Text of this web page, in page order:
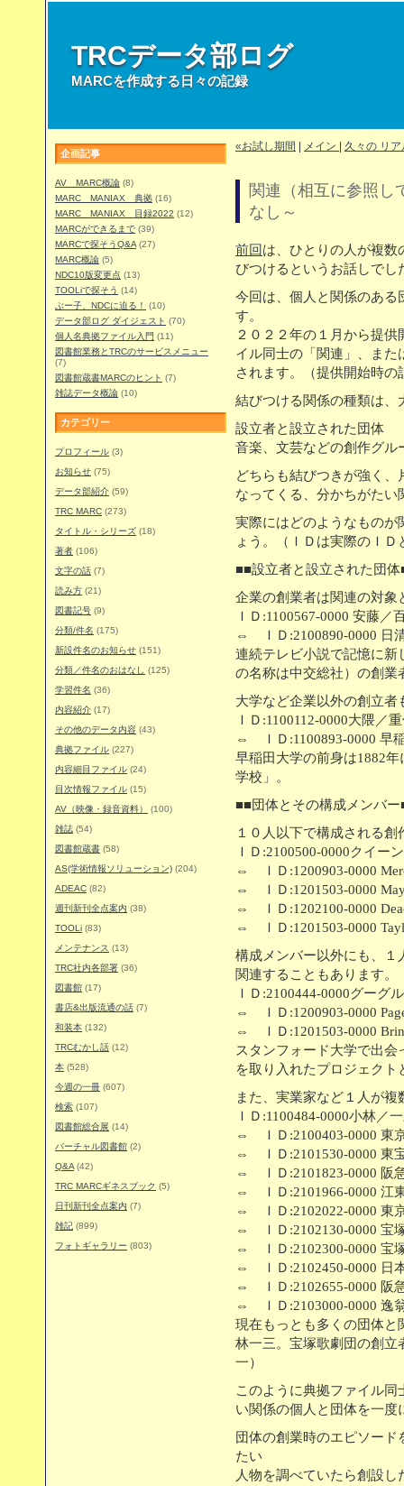
TRCデータ部ログ
MARCを作成する日々の記録
企画記事
AV MARC概論 (8)
MARC MANIAX 典拠 (16)
MARC MANIAX 目録2022 (12)
MARCができるまで (39)
MARCで探そうQ&A (27)
MARC概論 (5)
NDC10版変更点 (13)
TOOLiで探そう (14)
ぶー子、NDCに迫る！
(10)
データ部ログ ダイジェスト (70)
個人名典拠ファイル入門 (11)
図書館業務とTRCのサービスメニュー
(7)
図書館蔵書MARCのヒント (7)
雑誌データ概論 (10)
カテゴリー
プロフィール (3)
お知らせ (75)
データ部紹介 (59)
TRC MARC (273)
タイトル・シリーズ (18)
著者 (106)
文字の話 (7)
読み方 (21)
図書記号 (9)
分類/件名 (175)
新設件名のお知らせ (151)
分類／件名のおはなし
(125)
学習件名 (36)
内容紹介 (17)
その他のデータ内容 (43)
典拠ファイル (227)
内容細目ファイル (24)
目次情報ファイル (15)
AV（映像・録音資料）
(100)
雑誌 (54)
図書館蔵書 (58)
AS(学術情報ソリューション) (204)
ADEAC (82)
週刊新刊全点案内 (38)
TOOLi (83)
メンテナンス (13)
TRC社内各部署 (36)
図書館 (17)
書店&出版流通の話 (7)
和装本 (132)
TRCむかし話 (12)
本 (528)
今週の一冊 (607)
検索 (107)
図書館総合展 (14)
バーチャル図書館 (2)
Q&A (42)
TRC MARCギネスブック (5)
日刊新刊全点案内 (7)
雑記 (899)
フォトギャラリー (803)
«お試し期間 メイン 久々の リ
関連（相互に参照し
なし～
前回 は、ひとりの人が複数
びつけるというお話しでし
今回は、個人と関係のある
す。
２０２２年の１月から提
イル同士の「関連」、ま
されます。（提供開始時の
結びつける関係の種類は、
設立者と設立された団体
音楽、文芸などの創作グル
どちらも結びつきが強く
なってくる、分かちがたい
実際にはどのようなものが
ょう。（ＩＤは実際のＩＤ
■■設立者と設立された団体
企業の創業者は関連の対象
ＩＤ:1100567-0000 安藤
⇔ ＩＤ:2100890-0000 日
連続テレビ小説で記憶に新
の名称は中交総社）の創業
大学など企業以外の創立
ＩＤ:1100112-0000大隈
⇔ ＩＤ:1100893-0000 早
早稲田大学の前身は1882
学校」。
■■団体とその構成メンバー
１０人以下で構成される
ＩＤ:2100500-0000クイ
⇔ ＩＤ:1200903-0000
⇔ ＩＤ:1201503-0000
⇔ ＩＤ:1202100-0000
⇔ ＩＤ:1201503-0000
構成メンバー以外にも、１
関連することもあります。
ＩＤ:2100444-0000グー
⇔ ＩＤ:1200903-0000
⇔ ＩＤ:1201503-0000
スタンフォード大学で出
を取り入れたプロジェク
また、実業家など１人が
ＩＤ:1100484-0000小林
⇔ ＩＤ:2100403-0000 東
⇔ ＩＤ:2101530-0000 東
⇔ ＩＤ:2101823-0000 阪
⇔ ＩＤ:2101966-0000 江
⇔ ＩＤ:2102022-0000 東
⇔ ＩＤ:2102130-0000 宝
⇔ ＩＤ:2102300-0000 宝
⇔ ＩＤ:2102450-0000 日
⇔ ＩＤ:2102655-0000 阪
⇔ ＩＤ:2103000-0000 逸
現在もっとも多くの団体と
林一三。宝塚歌劇団の創立
一）
このように典拠ファイル
い関係の個人と団体を一
団体の創業時のエピソー
たい
人物を調べていたら創設